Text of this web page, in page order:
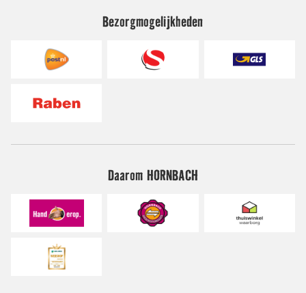
Bezorgmogelijkheden
Daarom HORNBACH